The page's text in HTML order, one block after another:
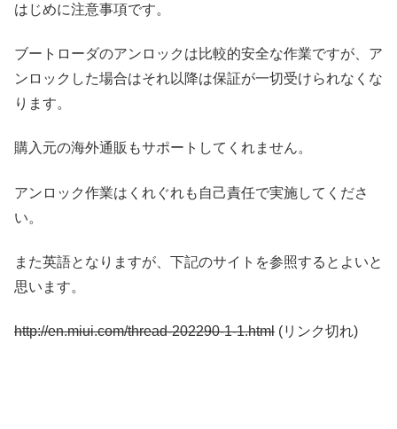
はじめに注意事項です。
ブートローダのアンロックは比較的安全な作業ですが、ア
ンロックした場合はそれ以降は保証が一切受けられなくな
ります。
購入元の海外通販もサポートしてくれません。
アンロック作業はくれぐれも自己責任で実施してくださ
い。
また英語となりますが、下記のサイトを参照するとよいと
思います。
http://en.miui.com/thread-202290-1-1.html (リンク切れ)